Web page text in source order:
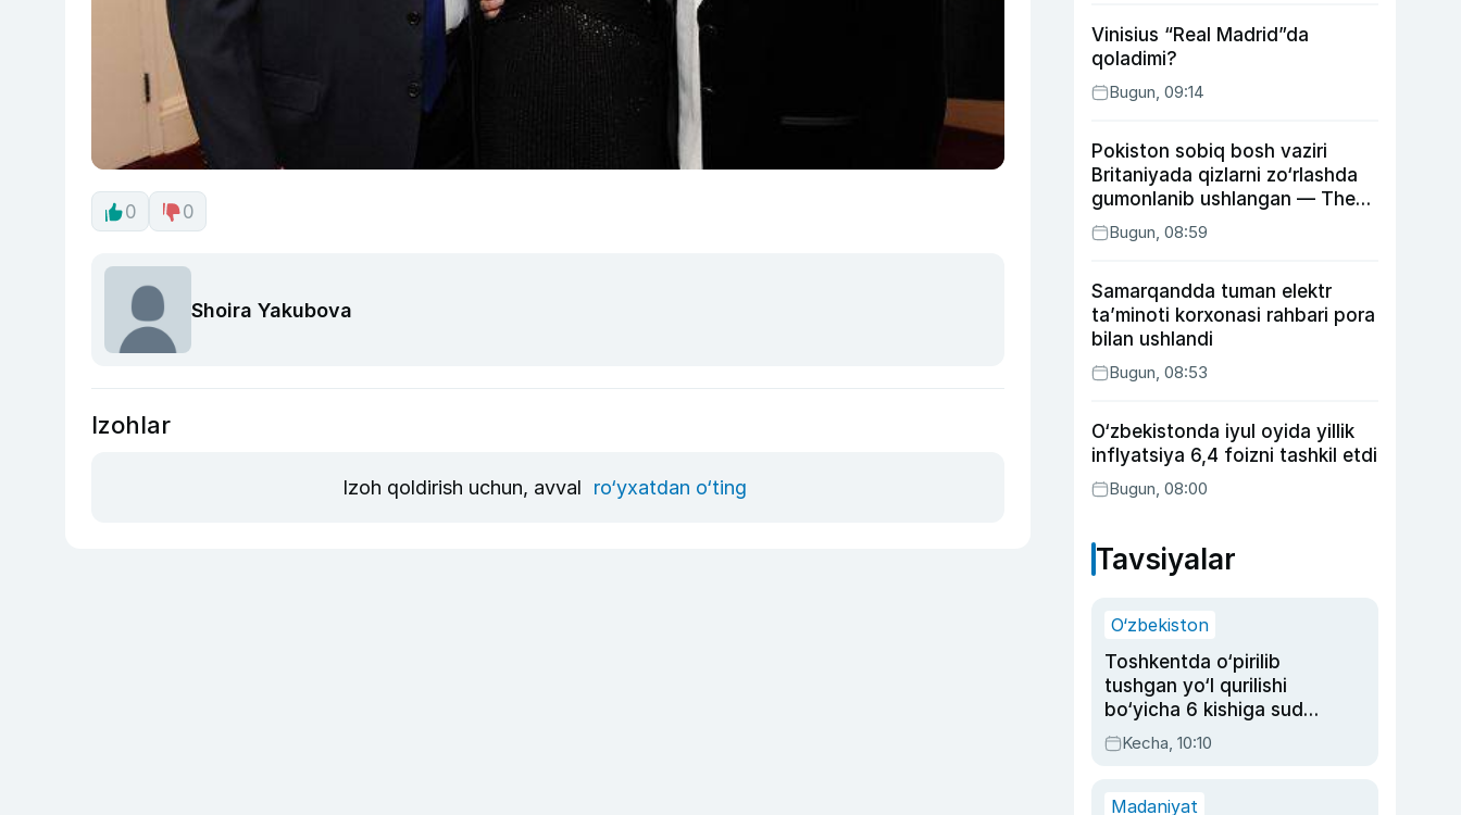
0 0
Shoira Yakubova
Izohlar
Izoh qoldirish uchun, avval ro‘yxatdan o‘ting
Vinisius “Real Madrid”da
qoladimi?
Bugun, 09:14
Pokiston sobiq bosh vaziri
Britaniyada qizlarni zo‘rlashda
gumonlanib ushlangan — The
Guardian
Bugun, 08:59
Samarqandda tuman elektr
ta’minoti korxonasi rahbari pora
bilan ushlandi
Bugun, 08:53
O‘zbekistonda iyul oyida yillik
inflyatsiya 6,4 foizni tashkil etdi
Bugun, 08:00
Tavsiyalar
O‘zbekiston
Toshkentda o‘pirilib
tushgan yo‘l qurilishi
bo‘yicha 6 kishiga sud
hukmi o‘qildi
Kecha, 10:10
Madaniyat